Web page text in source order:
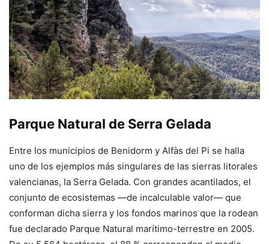
Parque Natural de Serra Gelada
Entre los municipios de Benidorm y Alfàs del Pi se halla
uno de los ejemplos más singulares de las sierras litorales
valencianas, la Serra Gelada. Con grandes acantilados, el
conjunto de ecosistemas —de incalculable valor— que
conforman dicha sierra y los fondos marinos que la rodean
fue declarado Parque Natural marítimo-terrestre en 2005.